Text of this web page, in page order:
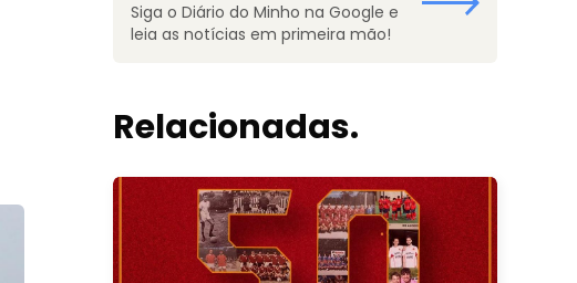
Siga o Diário do Minho na Google e
leia as notícias em primeira mão!
Relacionadas.